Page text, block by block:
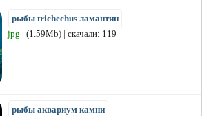
рыбы trichechus ламантин
jpg | (1.59Mb) | скачали: 119
рыбы аквариум камни